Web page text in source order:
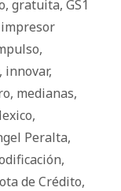
, gratuita, GS1
impresor
,
, innovar,
, medianas,
,
Peralta,
,
de Crédito,